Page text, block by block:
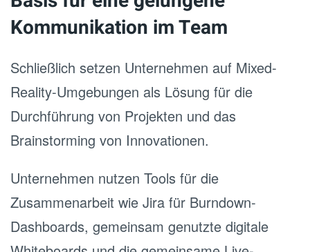
Kommunikation im Team
Schließlich setzen Unternehmen auf Mixed-
Reality-Umgebungen als Lösung für die
Durchführung von Projekten und das
Brainstorming von Innovationen.
Unternehmen nutzen Tools für die
Zusammenarbeit wie Jira für Burndown-
Dashboards, gemeinsam genutzte digitale